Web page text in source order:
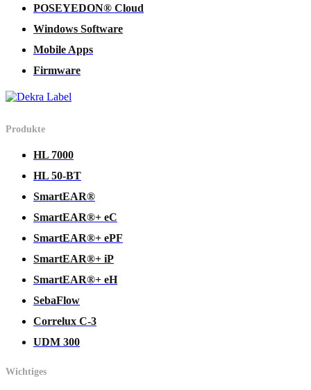
POSEYEDON® Cloud
Windows Software
Mobile Apps
Firmware
Produkte
HL 7000
HL 50-BT
SmartEAR®
SmartEAR®+ eC
SmartEAR®+ ePF
SmartEAR®+ iP
SmartEAR®+ eH
SebaFlow
Correlux C-3
UDM 300
Wichtiges